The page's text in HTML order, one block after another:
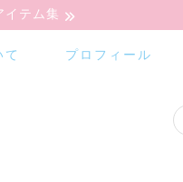
テム集
プロフィール